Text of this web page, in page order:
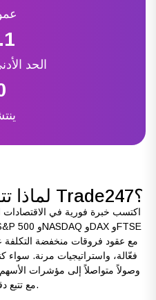
الحد
لماذا تتداول المؤشرات مع Trade247؟
اكتسب خبرة فورية في الاقتصادات
فعّالة، واستراتيجيات مرنة.
مع تتبع دقيق للأداء.